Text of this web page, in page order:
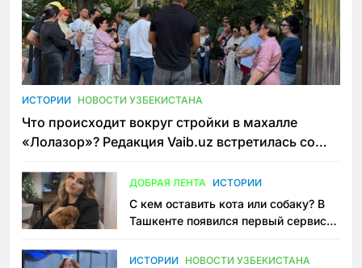
ИСТОРИИ НОВОСТИ УЗБЕКИСТАНА
Что происходит вокруг стройки в махалле
«Лолазор»? Редакция Vaib.uz встретилась со
ДОБРАЯ ЛЕНТА ИСТОРИИ
С кем оставить кота или собаку? В
Ташкенте появился первый сервис
ИСТОРИИ НОВОСТИ УЗБЕКИСТАНА